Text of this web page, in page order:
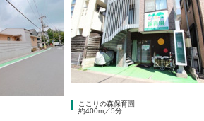
ここりの森保育園
約400m／5分